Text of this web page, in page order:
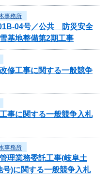
事務所
04号／公共 防災安全
基地整備第2期工事
修工事に関する一般競争
事に関する一般競争入札
事務所
理業務委託工事(岐阜土
)に関する一般競争入札